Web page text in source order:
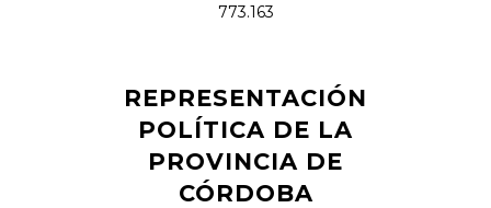
773.163
REPRESENTACIÓN
POLÍTICA DE LA
PROVINCIA DE
CÓRDOBA